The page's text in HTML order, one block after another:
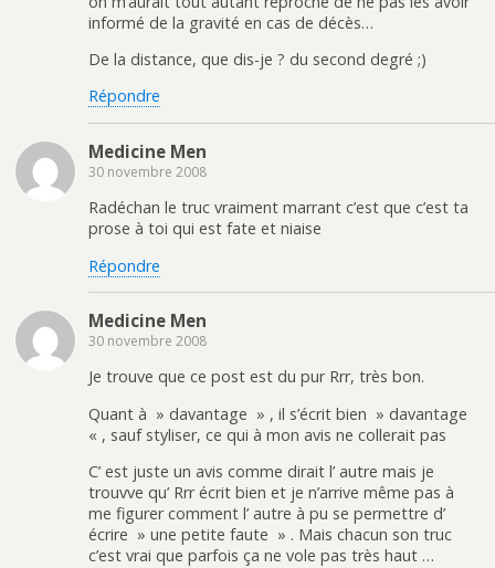
informé de la gravité en cas de décès…
De la distance, que dis-je ? du second degré ;)
Répondre
Medicine Men
30 novembre 2008
Radéchan le truc vraiment marrant c’est que c’est ta
prose à toi qui est fate et niaise
Répondre
Medicine Men
30 novembre 2008
Je trouve que ce post est du pur Rrr, très bon.
Quant à » davantage » , il s’écrit bien » davantage
« , sauf styliser, ce qui à mon avis ne collerait pas
C’ est juste un avis comme dirait l’ autre mais je
trouvve qu’ Rrr écrit bien et je n’arrive même pas à
me figurer comment l’ autre à pu se permettre d’
écrire » une petite faute » . Mais chacun son truc
c’est vrai que parfois ça ne vole pas très haut …